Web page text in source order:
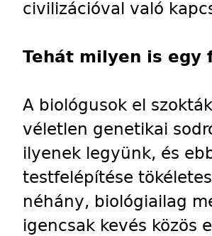
civilizációval való
Tehát milyen is egy
A biológusok el
véletlen genetikai
ilyenek legyünk, és
testfelépítése
néhány, biológiailag
igencsak kevés közös